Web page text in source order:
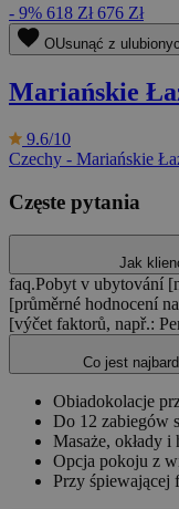
- 9% 618 Zł676 Zł
OUsunąć z
Mariańskie
9.6/10
Czechy - Mariańskie
Częste pytania
Jak
faq.Pobyt v ubytování
[průměrné hodnocení
[výčet faktorů, např.:
Co jest
Obiadokolacje
Do 12 zabiegów
Masaże, okłady i
Opcja pokoju z
Przy śpiewającej